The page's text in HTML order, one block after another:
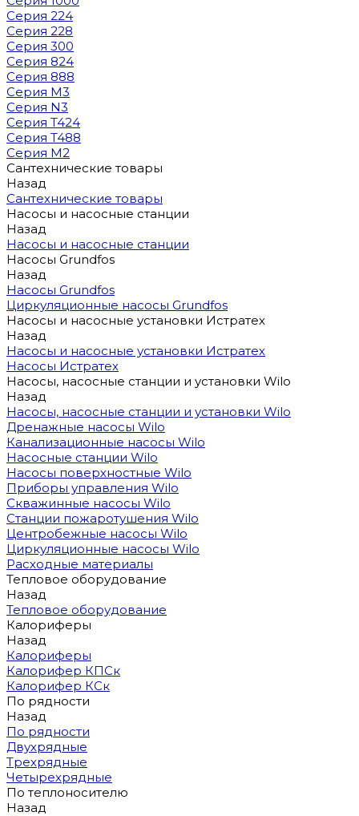
Серия 224
Серия 228
Серия 300
Серия 824
Серия 888
Серия M3
Серия N3
Серия T424
Серия T488
Серия М2
Сантехнические товары
Назад
Сантехнические товары
Насосы и насосные станции
Назад
Насосы и насосные станции
Насосы Grundfos
Назад
Насосы Grundfos
Циркуляционные насосы Grundfos
Насосы и насосные установки Истратех
Назад
Насосы и насосные установки Истратех
Насосы Истратех
Насосы, насосные станции и установки Wilo
Назад
Насосы, насосные станции и установки Wilo
Дренажные насосы Wilo
Канализационные насосы Wilo
Насосные станции Wilo
Насосы поверхностные Wilo
Приборы управления Wilo
Скважинные насосы Wilo
Станции пожаротушения Wilo
Центробежные насосы Wilo
Циркуляционные насосы Wilo
Расходные материалы
Тепловое оборудование
Назад
Тепловое оборудование
Калориферы
Назад
Калориферы
Калорифер КПСк
Калорифер КСк
По рядности
Назад
По рядности
Двухрядные
Трехрядные
Четырехрядные
По теплоносителю
Назад